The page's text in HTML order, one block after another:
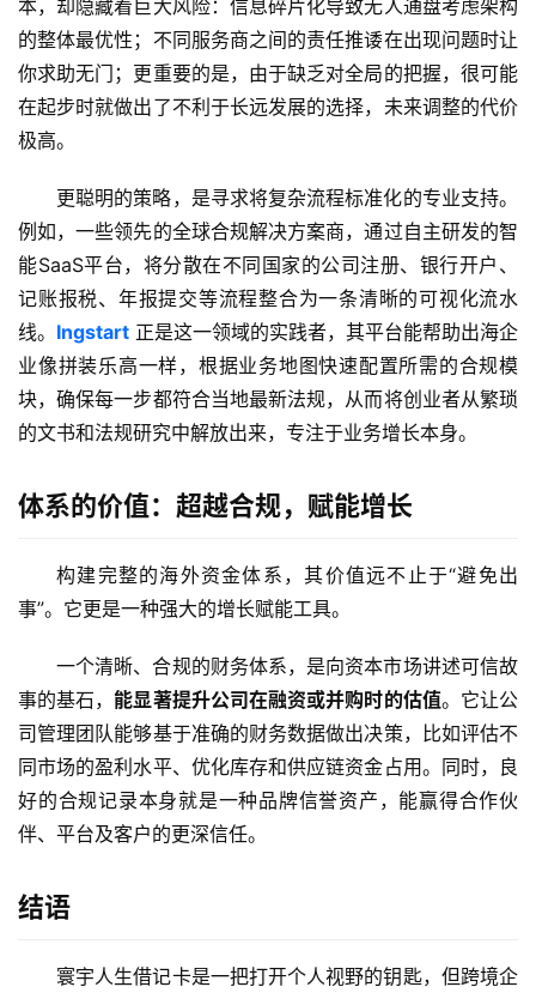
海
外
公
司
银
行
户
全
球
支
方
案
球
牌
照
问
答
本，却隐藏着巨大风险：信息碎片化导致无人通盘考虑架构
的整体最优性；不同服务商之间的责任推诿在出现问题时让
你求助无门；更重要的是，由于缺乏对全局的把握，很可能
在起步时就做出了不利于长远发展的选择，未来调整的代价
极高。
更聪明的策略，是寻求将复杂流程标准化的专业支持。
例如，一些领先的全球合规解决方案商，通过自主研发的智
能SaaS平台，将分散在不同国家的公司注册、银行开户、
记账报税、年报提交等流程整合为一条清晰的可视化流水
线。 Ingstart 正是这一领域的实践者，其平台能帮助出海企
业像拼装乐高一样，根据业务地图快速配置所需的合规模
块，确保每一步都符合当地最新法规，从而将创业者从繁琐
的文书和法规研究中解放出来，专注于业务增长本身。
体系的价值：超越合规，赋能增长
构建完整的海外资金体系，其价值远不止于“避免出
事”。它更是一种强大的增长赋能工具。
一个清晰、合规的财务体系，是向资本市场讲述可信故
事的基石，能显著提升公司在融资或并购时的估值。它让公
司管理团队能够基于准确的财务数据做出决策，比如评估不
同市场的盈利水平、优化库存和供应链资金占用。同时，良
好的合规记录本身就是一种品牌信誉资产，能赢得合作伙
伴、平台及客户的更深信任。
结语
寰宇人生借记卡是一把打开个人视野的钥匙，但跨境企